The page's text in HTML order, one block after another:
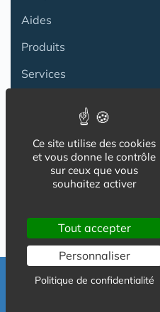
Aides
Produits
Services
Actualité
VIDÉOS
AGENDA
Flux RSS
Besoin
Ce site utilise des cookies
et vous donne le contrôle
sur ceux que vous
souhaitez activer
Tout accepter
Personnaliser
Politique de confidentialité